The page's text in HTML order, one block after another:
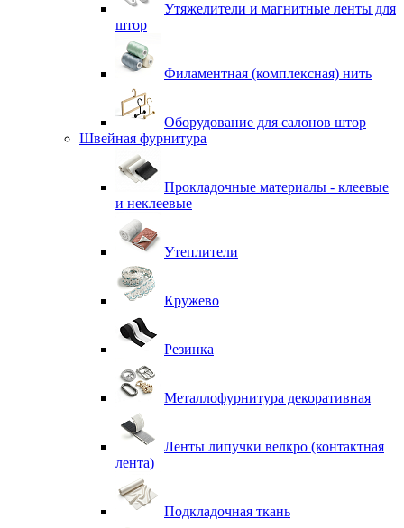
Утяжелители и магнитные ленты для
штор
Филаментная (комплексная) нить
Оборудование для салонов штор
Швейная фурнитура
Прокладочные материалы - клеевые
и неклеевые
Утеплители
Кружево
Резинка
Металлофурнитура декоративная
Ленты липучки велкро (контактная
лента)
Подкладочная ткань